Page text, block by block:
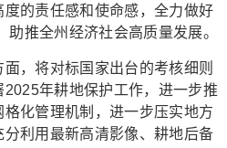
的责任感和使命感，全力做好
推全州经济社会高质量发展。
将对标国家出台的考核细则
年耕地保护工作，进一步推
化管理机制，进一步压实地方
利用最新高清影像、耕地后备